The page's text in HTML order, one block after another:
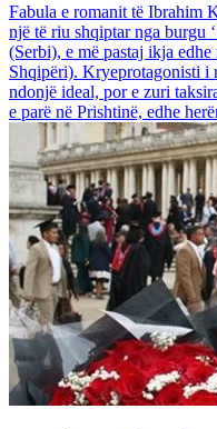
Fabula e romanit të Ibrahim
një të riu shqiptar nga burgu
(Serbi), e më pastaj ikja
Shqipëri). Kryeprotagonisti i
ndonjë ideal, por e zuri
e parë në Prishtinë, edhe